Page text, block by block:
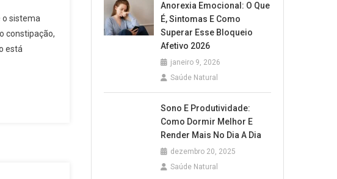
sistema
constipação,
está
Anorexia Emocional: O Que
É, Sintomas E Como
Superar Esse Bloqueio
Afetivo 2026
janeiro 9, 2026
Saúde Natural
Sono E Produtividade:
Como Dormir Melhor E
Render Mais No Dia A Dia
dezembro 20, 2025
Saúde Natural